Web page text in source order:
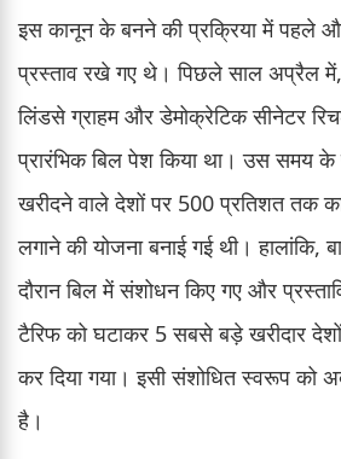
इस कानून के बनने की प्रक्रिया में पहले
प्रस्ताव रखे गए थे। पिछले साल अप्रैल में,
लिंडसे ग्राहम और डेमोक्रेटिक सीनेटर
प्रारंभिक बिल पेश किया था। उस समय
खरीदने वाले देशों पर 500 प्रतिशत तक
लगाने की योजना बनाई गई थी। हालांकि,
दौरान बिल में संशोधन किए गए और
टैरिफ को घटाकर 5 सबसे बड़े खरीदार
कर दिया गया। इसी संशोधित स्वरूप को
है।